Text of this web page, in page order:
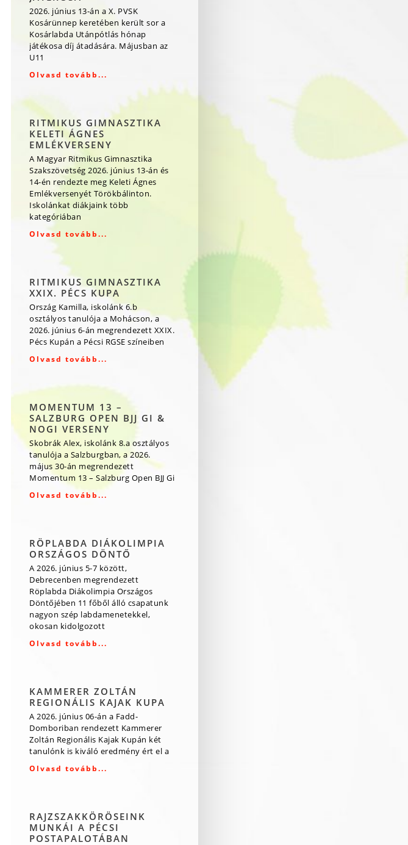
2026. június 13-án a X. PVSK
Kosárünnep keretében került sor a
Kosárlabda Utánpótlás hónap
játékosa díj átadására. Májusban az
U11
Olvasd tovább...
RITMIKUS GIMNASZTIKA
KELETI ÁGNES
EMLÉKVERSENY
A Magyar Ritmikus Gimnasztika
Szakszövetség 2026. június 13-án és
14-én rendezte meg Keleti Ágnes
Emlékversenyét Törökbálinton.
Iskolánkat diákjaink több
kategóriában
Olvasd tovább...
RITMIKUS GIMNASZTIKA
XXIX. PÉCS KUPA
Ország Kamilla, iskolánk 6.b
osztályos tanulója a Mohácson, a
2026. június 6-án megrendezett XXIX.
Pécs Kupán a Pécsi RGSE színeiben
Olvasd tovább...
MOMENTUM 13 –
SALZBURG OPEN BJJ GI &
NOGI VERSENY
Skobrák Alex, iskolánk 8.a osztályos
tanulója a Salzburgban, a 2026.
május 30-án megrendezett
Momentum 13 – Salzburg Open BJJ Gi
Olvasd tovább...
RÖPLABDA DIÁKOLIMPIA
ORSZÁGOS DÖNTŐ
A 2026. június 5-7 között,
Debrecenben megrendezett
Röplabda Diákolimpia Országos
Döntőjében 11 főből álló csapatunk
nagyon szép labdamenetekkel,
okosan kidolgozott
Olvasd tovább...
KAMMERER ZOLTÁN
REGIONÁLIS KAJAK KUPA
A 2026. június 06-án a Fadd-
Domboriban rendezett Kammerer
Zoltán Regionális Kajak Kupán két
tanulónk is kiváló eredmény ért el a
Olvasd tovább...
RAJZSZAKKÖRÖSEINK
MUNKÁI A PÉCSI
POSTAPALOTÁBAN